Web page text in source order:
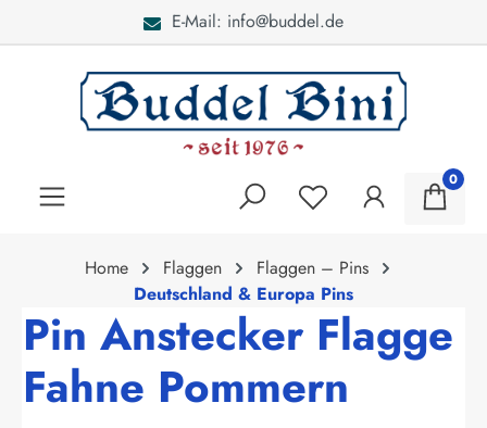
E-Mail: info@buddel.de
0
Home Flaggen
Flaggen – Pins
Deutschland & Europa Pins
Pin Anstecker Flagge
Fahne Pommern